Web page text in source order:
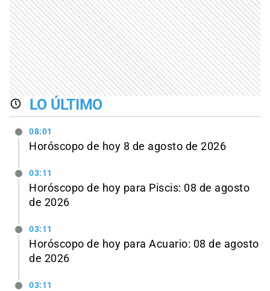
LO ÚLTIMO
08:01
Horóscopo de hoy 8 de agosto de 2026
03:11
Horóscopo de hoy para Piscis: 08 de agosto
de 2026
03:11
Horóscopo de hoy para Acuario: 08 de agosto
de 2026
03:11